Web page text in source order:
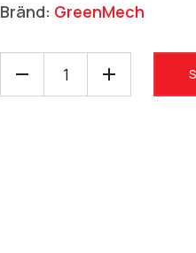
Bränd: GreenMech